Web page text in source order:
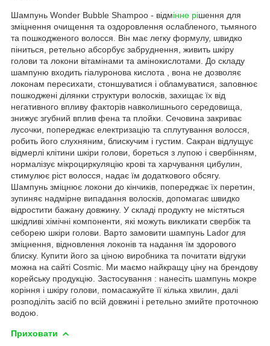
Шампунь Wonder Bubble Shampoo - відмінне рішення для
зміцнення очищення та оздоровлення ослабленого, тьмяного
та пошкодженого волосся. Він має легку формулу, швидко
піниться, ретельно абсорбує забруднення, живить шкіру
голови та локони вітамінами та амінокислотами. До складу
шампуню входить гіалуронова кислота , вона не дозволяє
локонам пересихати, стоншуватися і обламуватися, заповнює
пошкоджені ділянки структури волосків, захищає їх від
негативного впливу факторів навколишнього середовища,
знижує згубний вплив фена та плойки. Сечовина закриває
лусочки, попереджає електризацію та сплутування волосся,
робить його слухняним, блискучим і густим. Сакран відлущує
відмерлі клітини шкіри голови, бореться з лупою і свербінням,
нормалізує мікроциркуляцію крові та харчування цибулин,
стимулює ріст волосся, надає їм додаткового обсягу.
Шампунь зміцнює локони до кінчиків, попереджає їх перетин,
зупиняє надмірне випадання волосків, допомагає швидко
відростити бажану довжину. У складі продукту не містяться
шкідливі хімічні компоненти, які можуть викликати свербіж та
себорею шкіри голови. Варто замовити шампунь Lador для
зміцнення, відновлення локонів та надання їм здорового
блиску. Купити його за ціною виробника та почитати відгуки
можна на сайті Cosmic. Ми маємо найкращу ціну на брендову
корейську продукцію. Застосування : нанесіть шампунь мокре
коріння і шкіру голови, помасажуйте її кілька хвилин, далі
розподіліть засіб по всій довжині і ретельно змийте проточною
водою.
Приховати